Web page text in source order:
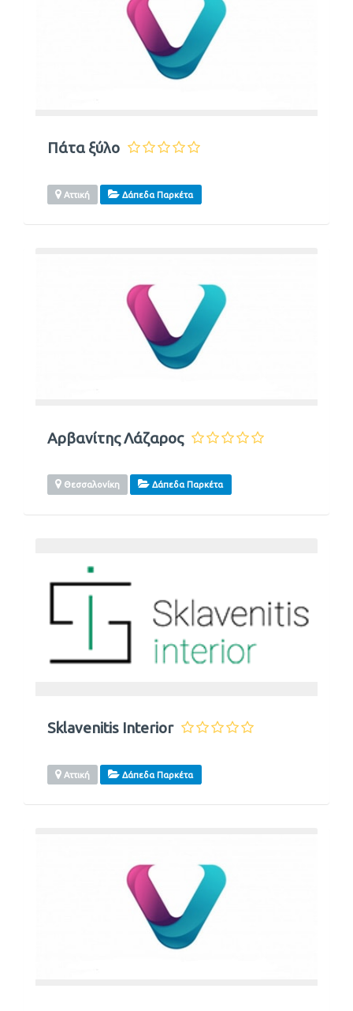
Πάτα ξύλο
Αττική Δάπεδα Παρκέτα
Αρβανίτης Λάζαρος
Θεσσαλονίκη Δάπεδα Παρκέτα
Sklavenitis Interior
Αττική Δάπεδα Παρκέτα